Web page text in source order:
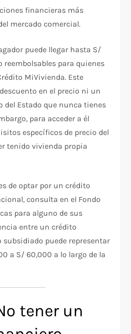
financieras más
mercado comercial.
puede llegar hasta S/
reembolsables para quienes
MiVivienda. Este
en el precio ni un
del Estado que nunca tienes
para acceder a él
específicos de precio del
tenido vivienda propia
de optar por un crédito
consulta en el Fondo
para alguno de sus
entre un crédito
subsidiado puede representar
a S/ 60,000 a lo largo de la
tener un